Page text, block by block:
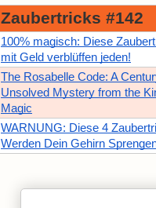
Zaubertricks #142
100% magisch: Diese
mit Geld verblüffen jeden!
The Rosabelle Code: A
Unsolved Mystery from the
Magic
WARNUNG: Diese 4
Werden Dein Gehirn